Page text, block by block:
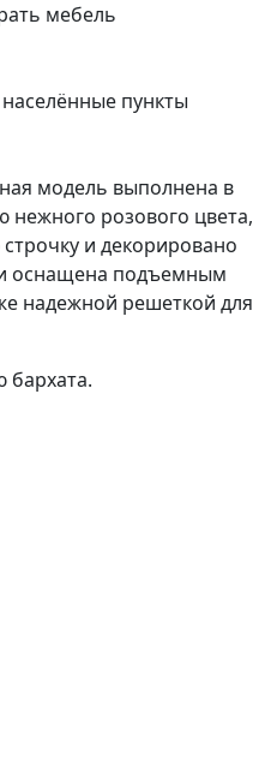
мебель
пункты
модель выполнена в
розового цвета,
и декорировано
оснащена подъемным
надежной решеткой для